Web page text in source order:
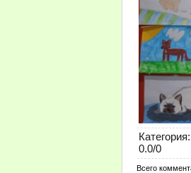
Категория:
0.0/0
Всего